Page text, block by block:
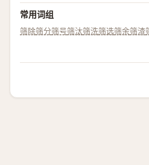
常用词组
筛除筛分筛号筛汰筛洗筛选筛余筛渣